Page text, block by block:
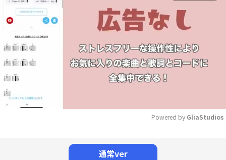
Powered by GliaStudios
通常ver